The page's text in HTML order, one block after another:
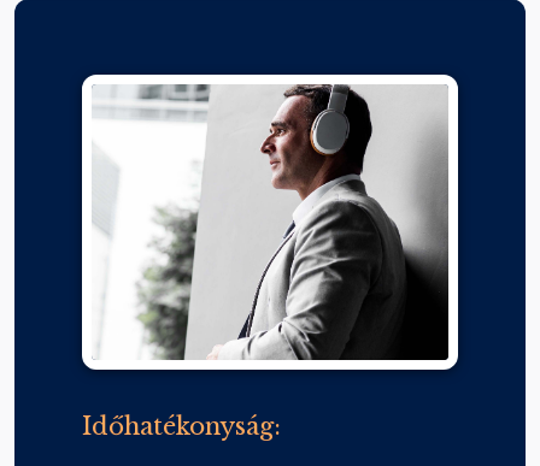
Időhatékonyság: